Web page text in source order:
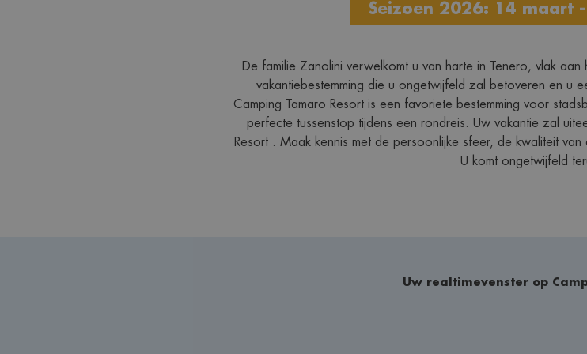
Seizoen 2026: 14 maart
De familie Zanolini verwelkomt u van harte in Tenero, vlak
vakantiebestemming die u ongetwijfeld zal betoveren en u
Camping Tamaro Resort is een favoriete bestemming voor
perfecte tussenstop tijdens een rondreis. Uw vakantie zal
Resort . Maak kennis met de persoonlijke sfeer, de kwaliteit
U komt ongetwijfeld
Uw realtimevenster op